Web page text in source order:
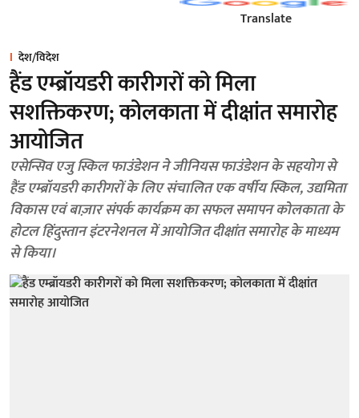
Translate
देश/विदेश
हैंड एम्ब्रॉयडरी कारीगरों को मिला
सशक्तिकरण; कोलकाता में दीक्षांत समारोह
आयोजित
एसेन्सिव एजु स्किल फाउंडेशन ने जीनियस फाउंडेशन के सहयोग से
हैंड एम्ब्रॉयडरी कारीगरों के लिए संचालित एक वर्षीय स्किल, उद्यमिता
विकास एवं बाज़ार संपर्क कार्यक्रम का सफल समापन कोलकाता के
होटल हिंदुस्तान इंटरनेशनल में आयोजित दीक्षांत समारोह के माध्यम
से किया।